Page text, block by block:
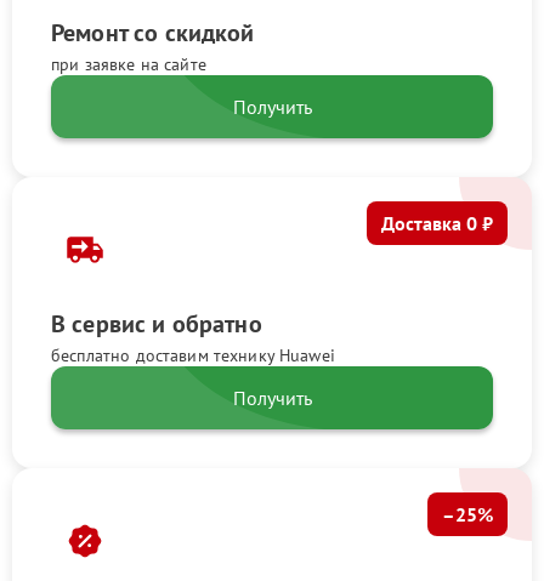
Ремонт со скидкой
при заявке на сайте
Получить
В сервис и обратно
бесплатно доставим технику Huawei
Доставка 0 ₽
Получить
–25%